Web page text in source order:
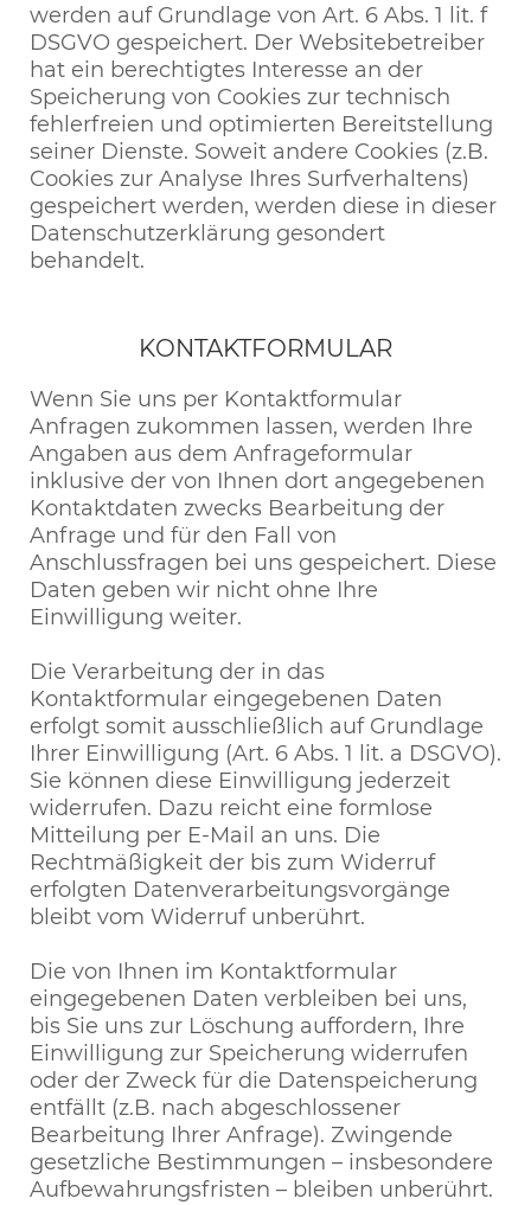
werden auf Grundlage von Art. 6 Abs. 1 lit. f
DSGVO gespeichert. Der Websitebetreiber
hat ein berechtigtes Interesse an der
Speicherung von Cookies zur technisch
fehlerfreien und optimierten Bereitstellung
seiner Dienste. Soweit andere Cookies (z.B.
Cookies zur Analyse Ihres Surfverhaltens)
gespeichert werden, werden diese in dieser
Datenschutzerklärung gesondert
behandelt.
KONTAKTFORMULAR
Wenn Sie uns per Kontaktformular
Anfragen zukommen lassen, werden Ihre
Angaben aus dem Anfrageformular
inklusive der von Ihnen dort angegebenen
Kontaktdaten zwecks Bearbeitung der
Anfrage und für den Fall von
Anschlussfragen bei uns gespeichert. Diese
Daten geben wir nicht ohne Ihre
Einwilligung weiter.
Die Verarbeitung der in das
Kontaktformular eingegebenen Daten
erfolgt somit ausschließlich auf Grundlage
Ihrer Einwilligung (Art. 6 Abs. 1 lit. a DSGVO).
Sie können diese Einwilligung jederzeit
widerrufen. Dazu reicht eine formlose
Mitteilung per E-Mail an uns. Die
Rechtmäßigkeit der bis zum Widerruf
erfolgten Datenverarbeitungsvorgänge
bleibt vom Widerruf unberührt.
Die von Ihnen im Kontaktformular
eingegebenen Daten verbleiben bei uns,
bis Sie uns zur Löschung auffordern, Ihre
Einwilligung zur Speicherung widerrufen
oder der Zweck für die Datenspeicherung
entfällt (z.B. nach abgeschlossener
Bearbeitung Ihrer Anfrage). Zwingende
gesetzliche Bestimmungen – insbesondere
Aufbewahrungsfristen – bleiben unberührt.